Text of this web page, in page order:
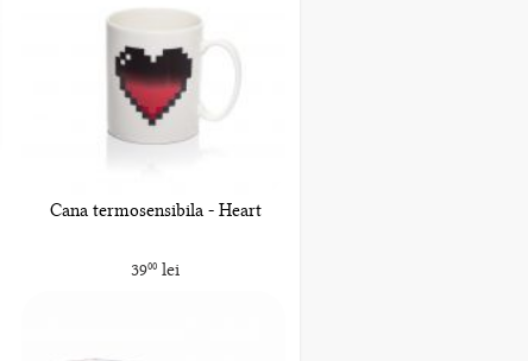
Cana termosensibila - Heart
3900lei